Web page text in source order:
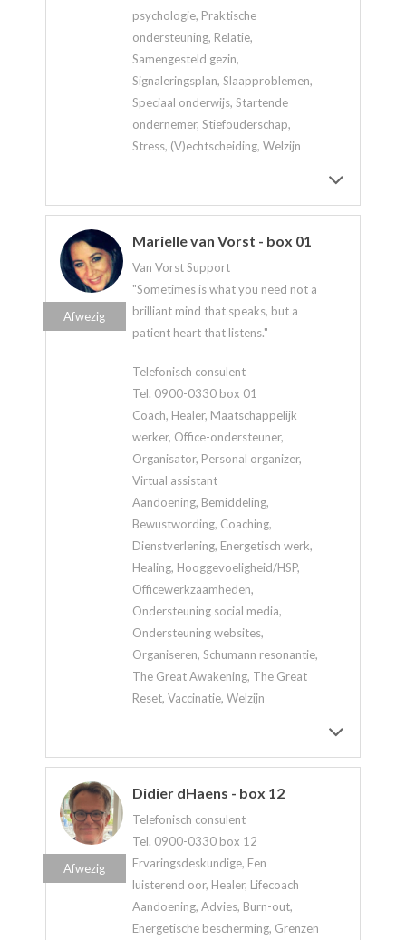
psychologie, Praktische
ondersteuning, Relatie,
Samengesteld gezin,
Signaleringsplan, Slaapproblemen,
Speciaal onderwijs, Startende
ondernemer, Stiefouderschap,
Stress, (V)echtscheiding, Welzijn
Marielle van Vorst - box 01
Van Vorst Support
"Sometimes is what you need not a
brilliant mind that speaks, but a
patient heart that listens."
Telefonisch consulent
Tel. 0900-0330 box 01
Coach, Healer, Maatschappelijk
werker, Office-ondersteuner,
Organisator, Personal organizer,
Virtual assistant
Aandoening, Bemiddeling,
Bewustwording, Coaching,
Dienstverlening, Energetisch werk,
Healing, Hooggevoeligheid/HSP,
Officewerkzaamheden,
Ondersteuning social media,
Ondersteuning websites,
Organiseren, Schumann resonantie,
The Great Awakening, The Great
Reset, Vaccinatie, Welzijn
Afwezig
Didier dHaens - box 12
Telefonisch consulent
Tel. 0900-0330 box 12
Ervaringsdeskundige, Een
luisterend oor, Healer, Lifecoach
Aandoening, Advies, Burn-out,
Energetische bescherming, Grenzen
Afwezig